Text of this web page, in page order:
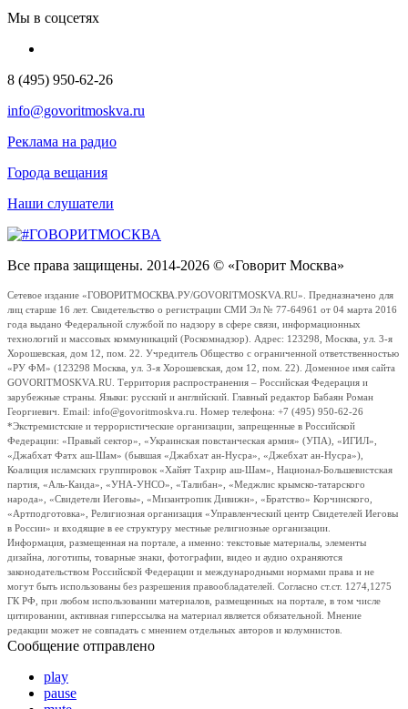
Мы в соцсетях
8 (495) 950-62-26
info@govoritmoskva.ru
Реклама на радио
Города вещания
Наши слушатели
Все права защищены. 2014-2026 © «Говорит Москва»
Сетевое издание «ГОВОРИТМОСКВА.РУ/GOVORITMOSKVA.RU». Предназначено для
лиц старше 16 лет. Свидетельство о регистрации СМИ Эл № 77-64961 от 04 марта 2016
года выдано Федеральной службой по надзору в сфере связи, информационных
технологий и массовых коммуникаций (Роскомнадзор). Адрес: 123298, Москва, ул. 3-я
Хорошевская, дом 12, пом. 22. Учредитель Общество с ограниченной ответственностью
«РУ ФМ» (123298 Москва, ул. 3-я Хорошевская, дом 12, пом. 22). Доменное имя сайта
GOVORITMOSKVA.RU. Территория распространения – Российская Федерация и
зарубежные страны. Языки: русский и английский. Главный редактор Бабаян Роман
Георгиевич. Email: info@govoritmoskva.ru. Номер телефона: +7 (495) 950-62-26
*Экстремистские и террористические организации, запрещенные в Российской
Федерации: «Правый сектор», «Украинская повстанческая армия» (УПА), «ИГИЛ»,
«Джабхат Фатх аш-Шам» (бывшая «Джабхат ан-Нусра», «Джебхат ан-Нусра»),
Коалиция исламских группировок «Хайят Тахрир аш-Шам», Национал-Большевистская
партия, «Аль-Каида», «УНА-УНСО», «Талибан», «Меджлис крымско-татарского
народа», «Свидетели Иеговы», «Мизантропик Дивижн», «Братство» Корчинского,
«Артподготовка», Религиозная организация «Управленческий центр Свидетелей Иеговы
в России» и входящие в ее структуру местные религиозные организации.
Информация, размещенная на портале, а именно: текстовые материалы, элементы
дизайна, логотипы, товарные знаки, фотографии, видео и аудио охраняются
законодательством Российской Федерации и международными нормами права и не
могут быть использованы без разрешения правообладателей. Согласно ст.ст. 1274,1275
ГК РФ, при любом использовании материалов, размещенных на портале, в том числе
цитировании, активная гиперссылка на материал является обязательной. Мнение
редакции может не совпадать с мнением отдельных авторов и колумнистов.
Сообщение отправлено
play
pause